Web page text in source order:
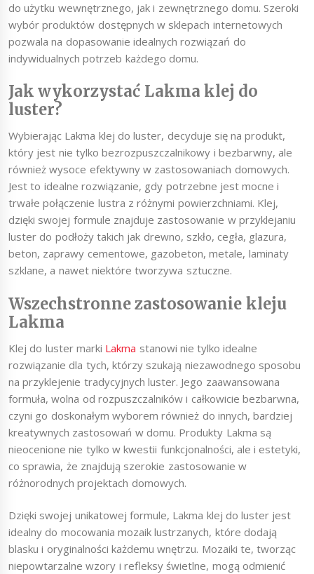
do użytku wewnętrznego, jak i zewnętrznego domu. Szeroki
wybór produktów dostępnych w sklepach internetowych
pozwala na dopasowanie idealnych rozwiązań do
indywidualnych potrzeb każdego domu.
Jak wykorzystać Lakma klej do
luster?
Wybierając Lakma klej do luster, decyduje się na produkt,
który jest nie tylko bezrozpuszczalnikowy i bezbarwny, ale
również wysoce efektywny w zastosowaniach domowych.
Jest to idealne rozwiązanie, gdy potrzebne jest mocne i
trwałe połączenie lustra z różnymi powierzchniami. Klej,
dzięki swojej formule znajduje zastosowanie w przyklejaniu
luster do podłoży takich jak drewno, szkło, cegła, glazura,
beton, zaprawy cementowe, gazobeton, metale, laminaty
szklane, a nawet niektóre tworzywa sztuczne.
Wszechstronne zastosowanie kleju
Lakma
Klej do luster marki Lakma stanowi nie tylko idealne
rozwiązanie dla tych, którzy szukają niezawodnego sposobu
na przyklejenie tradycyjnych luster. Jego zaawansowana
formuła, wolna od rozpuszczalników i całkowicie bezbarwna,
czyni go doskonałym wyborem również do innych, bardziej
kreatywnych zastosowań w domu. Produkty Lakma są
nieocenione nie tylko w kwestii funkcjonalności, ale i estetyki,
co sprawia, że znajdują szerokie zastosowanie w
różnorodnych projektach domowych.
Dzięki swojej unikatowej formule, Lakma klej do luster jest
idealny do mocowania mozaik lustrzanych, które dodają
blasku i oryginalności każdemu wnętrzu. Mozaiki te, tworząc
niepowtarzalne wzory i refleksy świetlne, mogą odmienić